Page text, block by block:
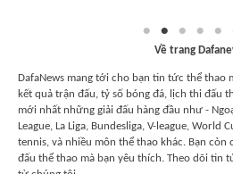
Về trang
DafaNews mang tới cho bạn tin tức thể thao
kết quả trận đấu, tỷ số bóng đá, lịch thi đấu
mới nhất những giải đấu hàng đầu như -
League, La Liga, Bundesliga, V-league, World
tennis, và nhiều môn thể thao khác. Bạn còn
đấu thể thao mà bạn yêu thích. Theo dõi tin